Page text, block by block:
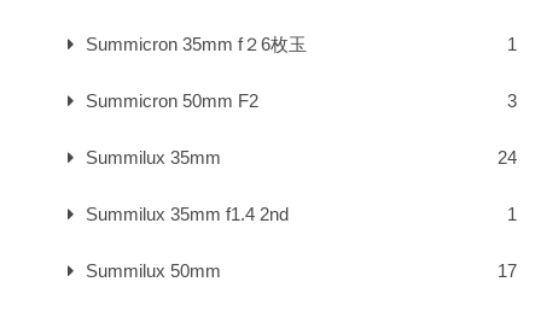
Summicron 35mm f２6枚玉 1
Summicron 50mm F2 3
Summilux 35mm 24
Summilux 35mm f1.4 2nd 1
Summilux 50mm 17